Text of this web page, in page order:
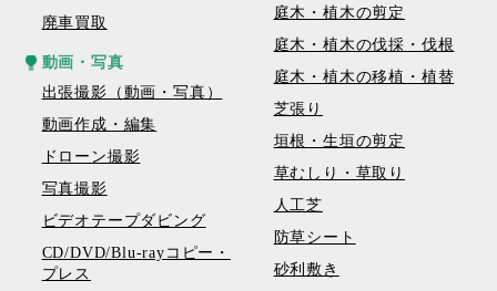
廃車買取
動画・写真
出張撮影（動画・写真）
動画作成・編集
ドローン撮影
写真撮影
ビデオテープダビング
CD/DVD/Blu-rayコピー・
プレス
庭木・植木の剪定
庭木・植木の伐採・伐根
庭木・植木の移植・植替
芝張り
垣根・生垣の剪定
草むしり・草取り
人工芝
防草シート
砂利敷き